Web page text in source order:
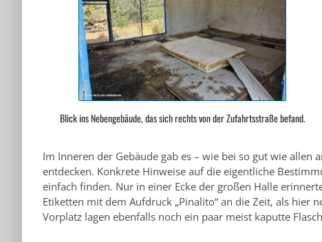
Blick ins Nebengebäude, das sich rechts von der Zufahrtsstraße befand.
Im Inneren der Gebäude gab es – wie bei so gut wie allen
entdecken. Konkrete Hinweise auf die eigentliche
einfach finden. Nur in einer Ecke der großen Halle
Etiketten mit dem Aufdruck „Pinalito“ an die Zeit, als hier
Vorplatz lagen ebenfalls noch ein paar meist kaputte